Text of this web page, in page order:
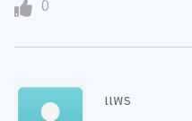
0
เเพร